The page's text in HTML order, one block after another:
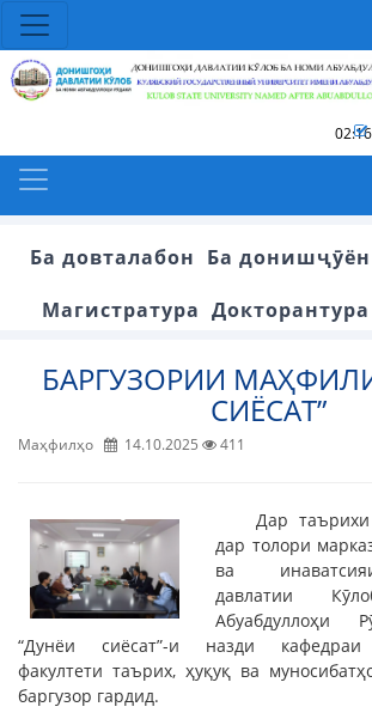
Ба довталабон Ба донишҷӯён
Магистратура Докторантура
БАРГУЗОРИИ
СИЁСАТ”
Маҳфилҳо 14.10.2025 411
Дар
дар толори
ва
давлатии
Абуабдуллоҳи
“Дунёи сиёсат”-и назди кафедраи
факултети таърих, ҳуқуқ ва
баргузор гардид.